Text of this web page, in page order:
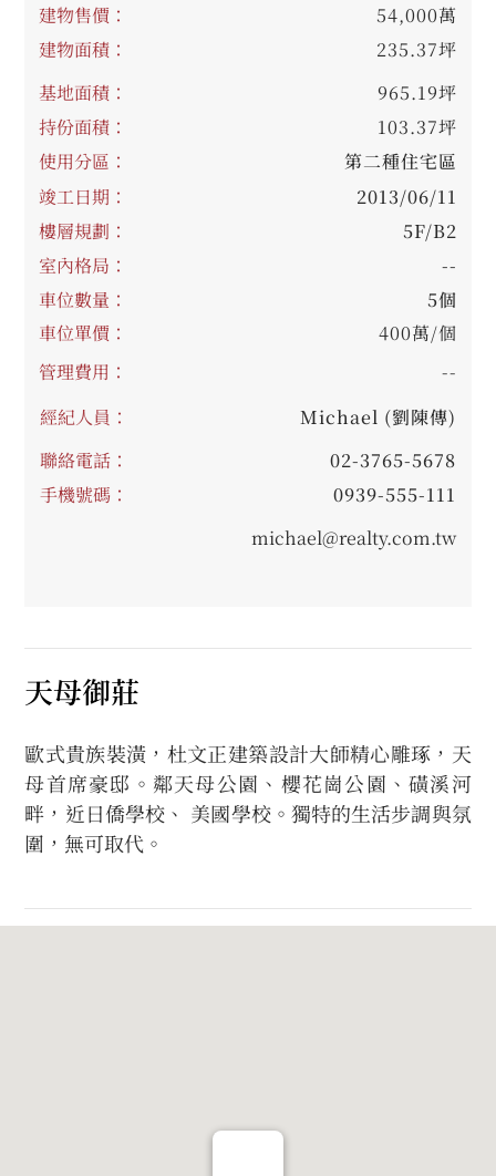
建物售價：
54,000萬
建物面積：
235.37坪
基地面積：
965.19坪
持份面積：
103.37坪
使用分區：
第二種住宅區
竣工日期：
2013/06/11
樓層規劃：
5F/B2
室內格局：
--
車位數量：
5個
車位單價：
400萬/個
管理費用：
--
經紀人員：
Michael (劉陳傳)
聯絡電話：
02-3765-5678
手機號碼：
0939-555-111
michael@realty.com.tw
天母御莊
歐式貴族裝潢，杜文正建築設計大師精心雕琢，天
母首席豪邸。鄰天母公園、櫻花崗公園、磺溪河
畔，近日僑學校、 美國學校。獨特的生活步調與氛
圍，無可取代。